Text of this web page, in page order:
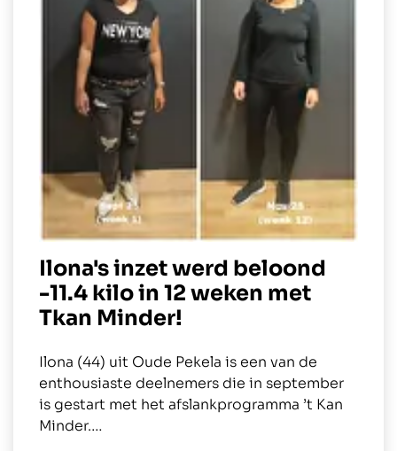
Ilona's inzet werd beloond
-11.4 kilo in 12 weken met
Tkan Minder!
Ilona (44) uit Oude Pekela is een van de
enthousiaste deelnemers die in september
is gestart met het afslankprogramma ’t Kan
Minder.…